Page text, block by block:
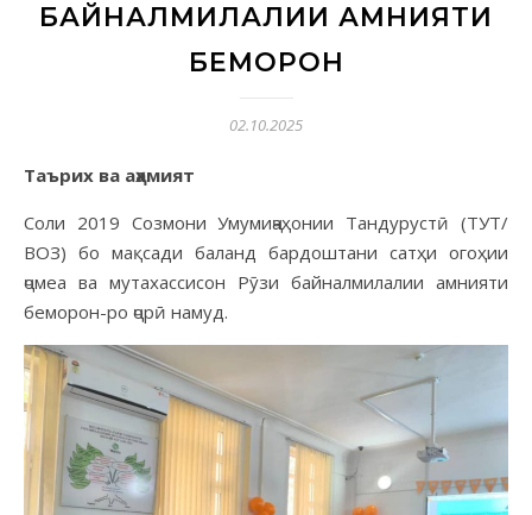
БАЙНАЛМИЛАЛИИ АМНИЯТИ
БЕМОРОН
02.10.2025
Таърих ва аҳамият
Соли 2019 Созмони Умумиҷаҳонии Тандурустӣ (ТУТ/
ВОЗ) бо мақсади баланд бардоштани сатҳи огоҳии
ҷомеа ва мутахассисон Рӯзи байналмилалии амнияти
беморон-ро ҷорӣ намуд.